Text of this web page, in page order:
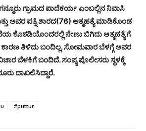
ಗ್ರಾಮದ ಪಾದೆಕರ್ಯ ಎಂಬಲ್ಲಿನ ನಿವಾಸಿ
ಅವರ ಪತ್ನಿ ಶಾರದ(76) ಆತ್ಮಹತ್ಯೆ ಮಾಡಿಕೊಂಡ
ಕೊಠಡಿಯೊಂದರಲ್ಲಿ ನೇಣು ಬಿಗಿದು ಆತ್ಮಹತ್ಯೆಗೆ
ಕಾರಣ ತಿಳಿದು ಬಂದಿಲ್ಲ. ಸೋಮವಾರ ಬೆಳಗ್ಗೆ ಅವರ
ಬೆಳಕಿಗೆ ಬಂದಿದೆ. ಸಂಪ್ಯ ಪೊಲೀಸರು ಸ್ಥಳಕ್ಕೆ
ದಾಖಲಿಸಿದ್ದಾರೆ.
#puttur